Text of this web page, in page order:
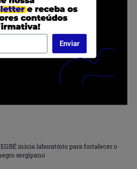
inicia laboratório para fortalecer o
sergipano
Enviar